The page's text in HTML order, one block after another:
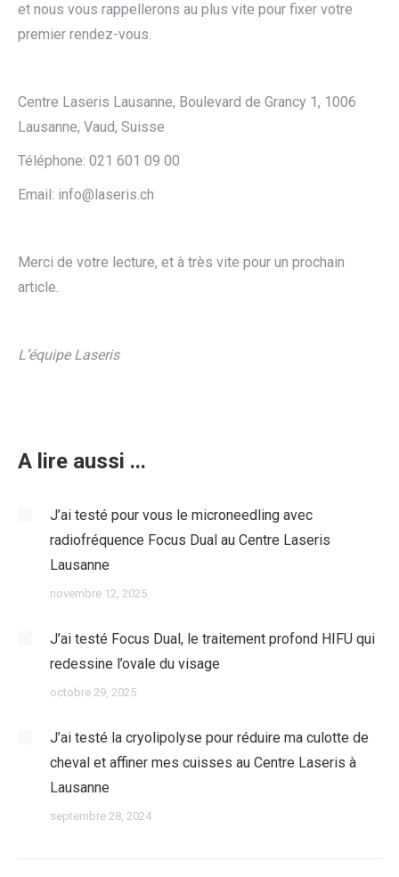
et nous vous rappellerons au plus vite pour fixer votre
premier rendez-vous.
Centre Laseris Lausanne, Boulevard de Grancy 1, 1006
Lausanne, Vaud, Suisse
Téléphone: 021 601 09 00
Email: info@laseris.ch
Merci de votre lecture, et à très vite pour un prochain
article.
L’équipe Laseris
A lire aussi ...
J’ai testé pour vous le microneedling avec
radiofréquence Focus Dual au Centre Laseris
Lausanne
novembre 12, 2025
J’ai testé Focus Dual, le traitement profond HIFU qui
redessine l’ovale du visage
octobre 29, 2025
J’ai testé la cryolipolyse pour réduire ma culotte de
cheval et affiner mes cuisses au Centre Laseris à
Lausanne
septembre 28, 2024